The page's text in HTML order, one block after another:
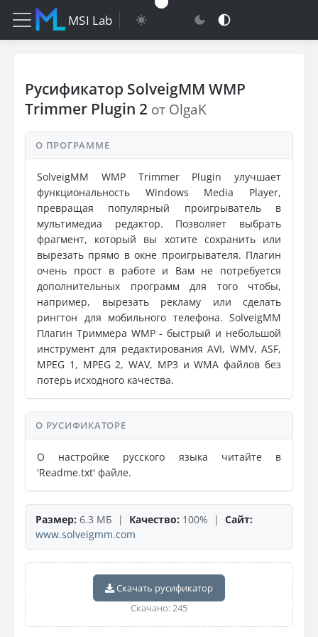
MSI Lab
Русификатор SolveigMM WMP
Trimmer Plugin 2 от OlgaK
О ПРОГРАММЕ
SolveigMM WMP Trimmer Plugin улучшает
функциональность Windows Media Player,
превращая популярный проигрыватель в
мультимедиа редактор. Позволяет выбрать
фрагмент, который вы хотите сохранить или
вырезать прямо в окне проигрывателя. Плагин
очень прост в работе и Вам не потребуется
дополнительных программ для того чтобы,
например, вырезать рекламу или сделать
рингтон для мобильного телефона. SolveigMM
Плагин Триммера WMP - быстрый и небольшой
инструмент для редактирования AVI, WMV, ASF,
MPEG 1, MPEG 2, WAV, MP3 и WMA файлов без
потерь исходного качества.
О РУСИФИКАТОРЕ
О настройке русского языка читайте в
'Readme.txt' файле.
Размер: 6.3 МБ | Качество: 100% | Сайт:
www.solveigmm.com
Скачать русификатор
Скачано: 245